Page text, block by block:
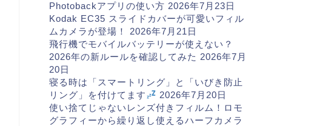
Photobackアプリの使い方 2026年7月23日
Kodak EC35 スライドカバーが可愛いフィル
ムカメラが登場！
2026年7月21日
飛行機でモバイルバッテリーが使えない？
2026年の新ルールを確認してみた 2026年7月
20日
寝る時は「スマートリング」と「いびき防止
リング」を付けてます
2026年7月20日
使い捨てじゃないレンズ付きフィルム！ロモ
グラフィーから繰り返し使えるハーフカメラ